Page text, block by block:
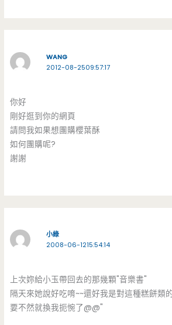
WANG
2012-08-2509:57:17
你好
剛好逛到你的網頁
請問我如果想團購櫻葉酥
如何團購呢?
謝謝
小綠
2008-06-1215:54:14
上次妳給小玉帶回去的那幾顆"音樂書"
隔天來她說好吃唷~~還好我是對這種糕餅類
要不然就換我扼惋了@@"